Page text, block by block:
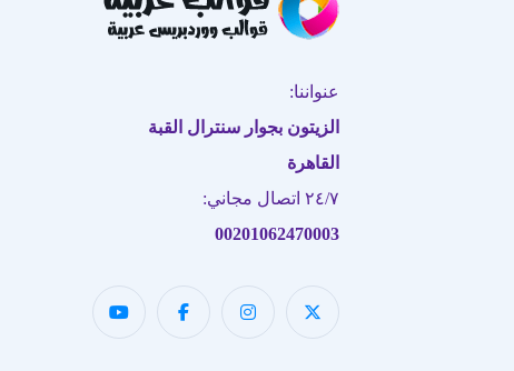
عنواننا:
الزيتون بجوار سنترال القبة
القاهرة
٢٤/٧ اتصال مجاني:
00201062470003